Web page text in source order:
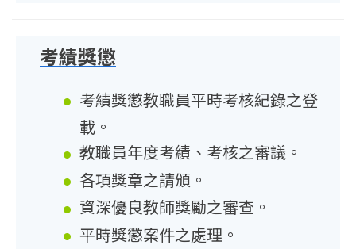
考績獎懲
考績獎懲教職員平時考核紀錄之登
載。
教職員年度考績、考核之審議。
各項獎章之請頒。
資深優良教師獎勵之審查。
平時獎懲案件之處理。